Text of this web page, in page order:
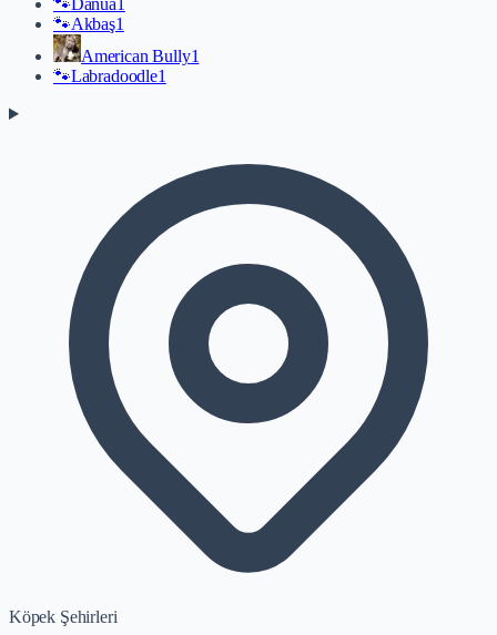
🐾Danua1
🐾Akbaş1
American Bully1
🐾Labradoodle1
Köpek Şehirleri